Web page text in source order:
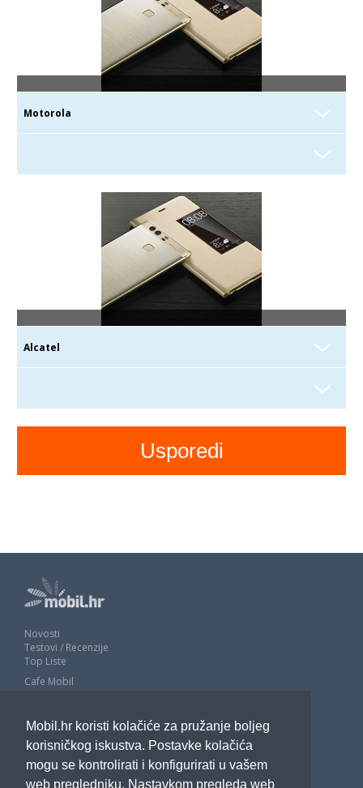
Mobil.hr koristi kolačiće za pružanje boljeg
korisničkog iskustva. Postavke kolačića
mogu se kontrolirati i konfigurirati u vašem
web pregledniku. Nastavkom pregleda web
Novosti
Testovi / Recenzije
Top Liste
Cafe Mobil
Impressum
Marketing
Pravne odredbe
Izjava o privatnosti